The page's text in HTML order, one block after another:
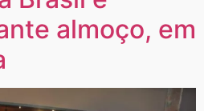
almoço, em